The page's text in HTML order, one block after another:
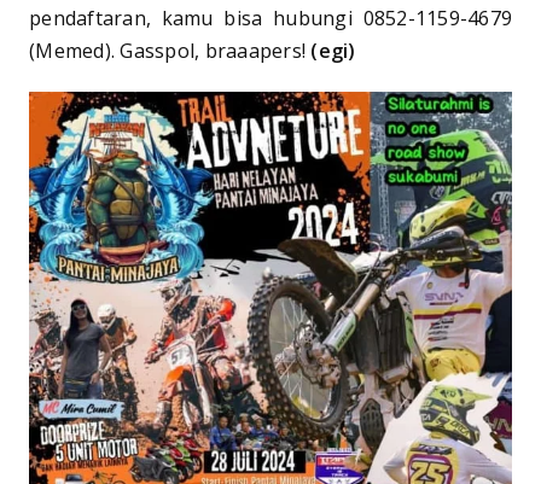
pendaftaran, kamu bisa hubungi 0852-1159-4679
(Memed). Gasspol, braaapers! (egi)